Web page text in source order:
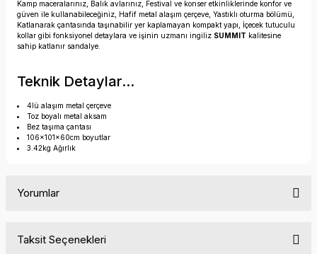
Kamp maceralarınız, Balık avlarınız, Festival ve konser etkinliklerinde konfor ve
güven ile kullanabileceğiniz, Hafif metal alaşım çerçeve, Yastıklı oturma bölümü,
Katlanarak çantasında taşınabilir yer kaplamayan kompakt yapı, İçecek tutuculu
kollar gibi fonksiyonel detaylara ve işinin uzmanı ingiliz SUMMIT kalitesine
sahip katlanır sandalye.
Teknik Detaylar...
4lü alaşım metal çerçeve
Toz boyalı metal aksam
Bez taşıma çantası
106x101x60cm boyutlar
3.42kg Ağırlık
Yorumlar
Taksit Seçenekleri